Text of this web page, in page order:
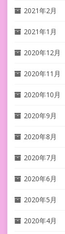
2021年2月
2021年1月
2020年12月
2020年11月
2020年10月
2020年9月
2020年8月
2020年7月
2020年6月
2020年5月
2020年4月